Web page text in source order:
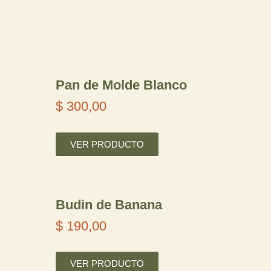
Pan de Molde Blanco
$ 300,00
VER PRODUCTO
Budin de Banana
$ 190,00
VER PRODUCTO